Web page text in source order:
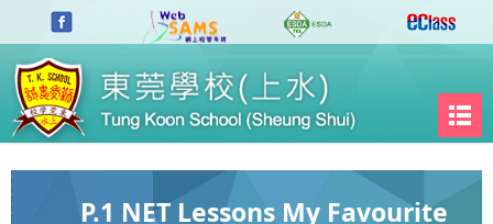
P.1 NET Lessons My Favourite